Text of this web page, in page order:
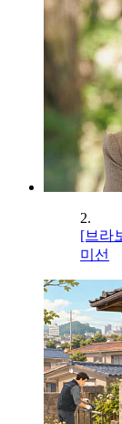
2.
[브라
미선